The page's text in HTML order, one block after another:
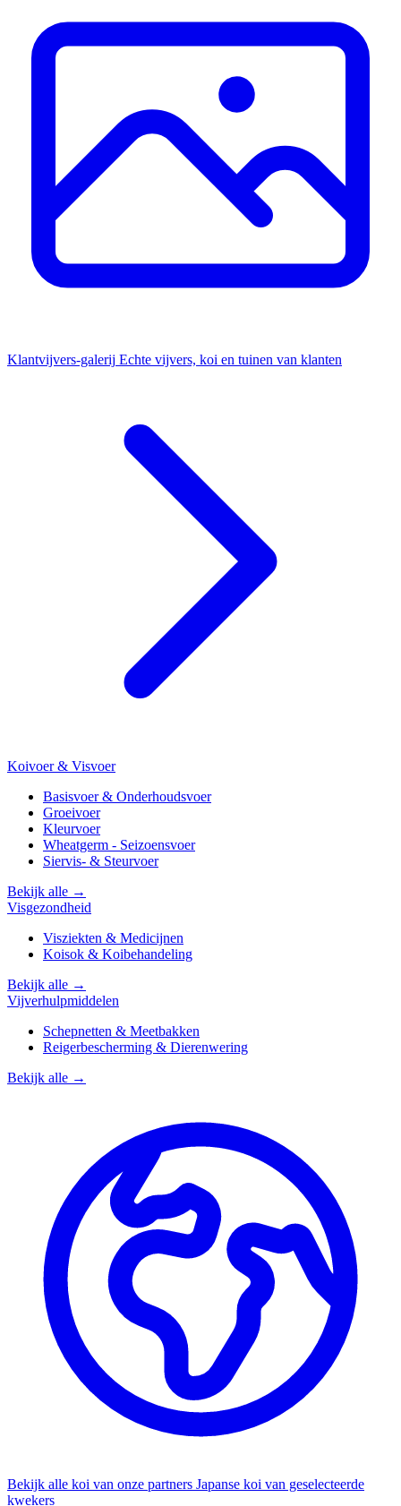
Klantvijvers-galerij Echte vijvers, koi en tuinen van klanten
Koivoer & Visvoer
Basisvoer & Onderhoudsvoer
Groeivoer
Kleurvoer
Wheatgerm - Seizoensvoer
Siervis- & Steurvoer
Bekijk alle →
Visgezondheid
Visziekten & Medicijnen
Koisok & Koibehandeling
Bekijk alle →
Vijverhulpmiddelen
Schepnetten & Meetbakken
Reigerbescherming & Dierenwering
Bekijk alle →
Bekijk alle koi van onze partners Japanse koi van geselecteerde
kwekers